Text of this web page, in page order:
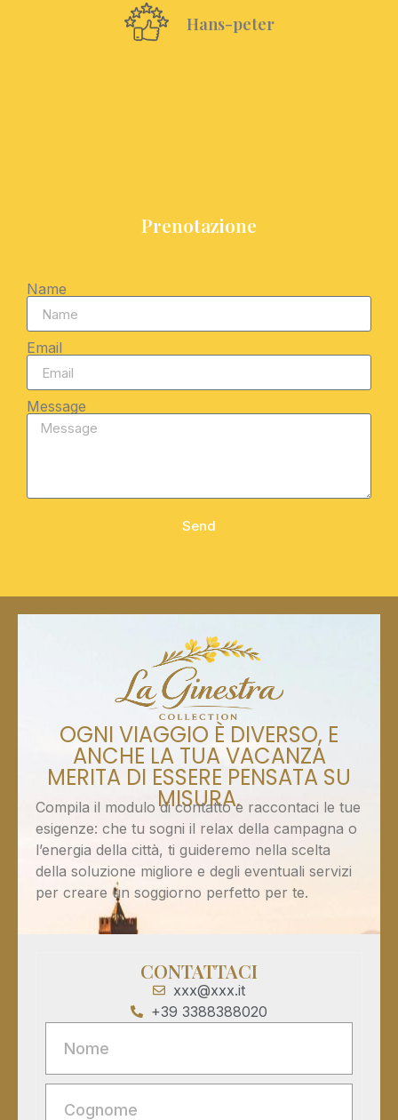
Hans-peter
Prenotazione
Name
Email
Message
Send
CONTATTACI
xxx@xxx.it
+39 3388388020
OGNI VIAGGIO È DIVERSO, E
ANCHE LA TUA VACANZA
MERITA DI ESSERE PENSATA SU
MISURA.
Compila il modulo di contatto e raccontaci le tue
esigenze: che tu sogni il relax della campagna o
l’energia della città, ti guideremo nella scelta
della soluzione migliore e degli eventuali servizi
per creare un soggiorno perfetto per te.